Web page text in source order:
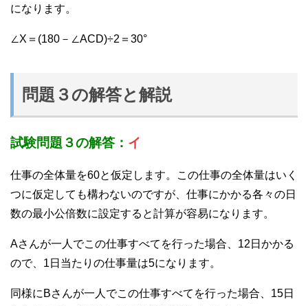
になります。
∠X＝(180－∠ACD)÷2＝30°
問題３の解答と解説
試験問題３の解答： イ
仕事の全体量を60と仮定します。この仕事の全体量はいく
つに仮定しても構わないのですが、仕事にかかる各々の日
数の最小公倍数に設定すると計算が容易になります。
Aさんが一人でこの仕事すべてを行った場合、12日かかる
ので、1日当たりの仕事量は5になります。
同様にBさんが一人でこの仕事すべてを行った場合、15日